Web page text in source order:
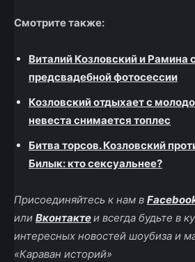
Смотрите также:
Виталий Козловский и Рамина
предсвадебной фотосессии
Козловский отдыхает с
невеста снимается топлес
Битва торсов. Козловский
Билык: кто сексуальнее?
Присоединяйтесь к нам в
или Вконтактеи всегда будьте в
интересных новостей шоубиза и
«Караван историй»